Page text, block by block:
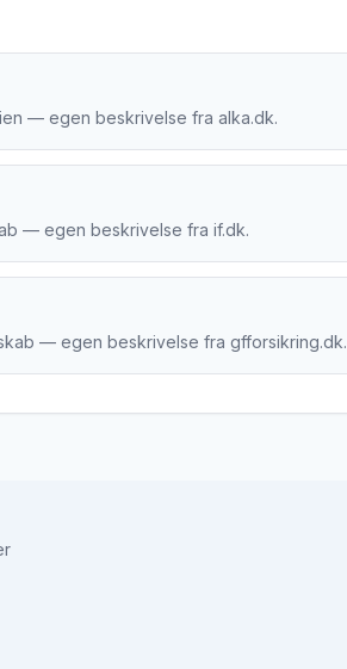
— egen beskrivelse fra alka.dk.
— egen beskrivelse fra if.dk.
— egen beskrivelse fra gfforsikring.dk.